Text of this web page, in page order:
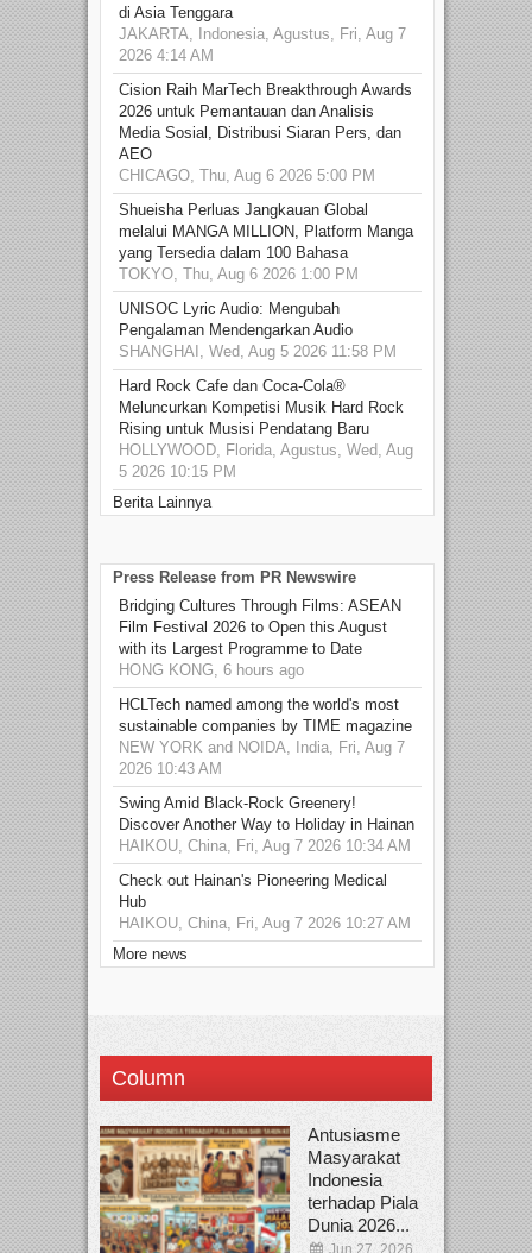
di Asia Tenggara
JAKARTA, Indonesia, Agustus, Fri, Aug 7
2026 4:14 AM
Cision Raih MarTech Breakthrough Awards
2026 untuk Pemantauan dan Analisis
Media Sosial, Distribusi Siaran Pers, dan
AEO
CHICAGO, Thu, Aug 6 2026 5:00 PM
Shueisha Perluas Jangkauan Global
melalui MANGA MILLION, Platform Manga
yang Tersedia dalam 100 Bahasa
TOKYO, Thu, Aug 6 2026 1:00 PM
UNISOC Lyric Audio: Mengubah
Pengalaman Mendengarkan Audio
SHANGHAI, Wed, Aug 5 2026 11:58 PM
Hard Rock Cafe dan Coca-Cola®
Meluncurkan Kompetisi Musik Hard Rock
Rising untuk Musisi Pendatang Baru
HOLLYWOOD, Florida, Agustus, Wed, Aug
5 2026 10:15 PM
Berita Lainnya
Press Release from PR Newswire
Bridging Cultures Through Films: ASEAN
Film Festival 2026 to Open this August
with its Largest Programme to Date
HONG KONG, 6 hours ago
HCLTech named among the world's most
sustainable companies by TIME magazine
NEW YORK and NOIDA, India, Fri, Aug 7
2026 10:43 AM
Swing Amid Black‑Rock Greenery!
Discover Another Way to Holiday in Hainan
HAIKOU, China, Fri, Aug 7 2026 10:34 AM
Check out Hainan's Pioneering Medical
Hub
HAIKOU, China, Fri, Aug 7 2026 10:27 AM
More news
Column
Antusiasme
Masyarakat
Indonesia
terhadap Piala
Dunia 2026...
Jun 27, 2026